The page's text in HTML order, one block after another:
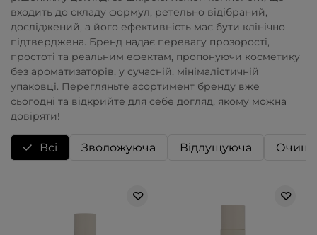
входить до складу формул, ретельно відібраний,
досліджений, а його ефективність має бути клінічно
підтверджена. Бренд надає перевагу прозорості,
простоті та реальним ефектам, пропонуючи косметику
без ароматизаторів, у сучасній, мінімалістичній
упаковці. Перегляньте асортимент бренду вже
сьогодні та відкрийте для себе догляд, якому можна
довіряти!
Всі Зволожуюча Відлущуюча